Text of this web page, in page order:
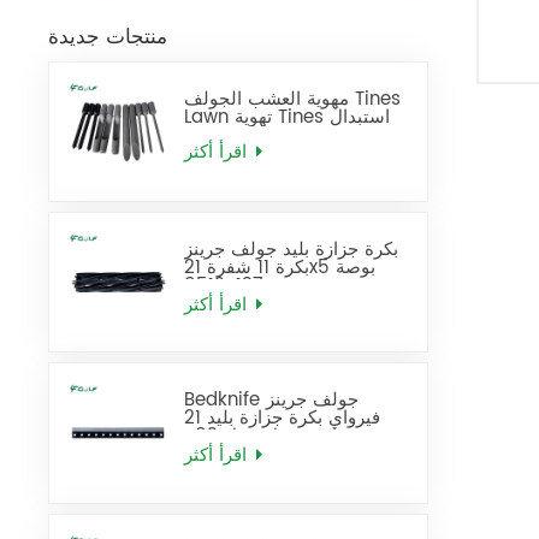
منتجات جديدة
مهوية العشب الجولف Tines
Lawn تهوية Tines استبدال
بكرة جزازة بليد جولف جرينز
بكرة 11 شفرة 21x5 بوصة
137-8512
Bedknife جولف جرينز
فيرواي بكرة جزازة بليد 21
4262